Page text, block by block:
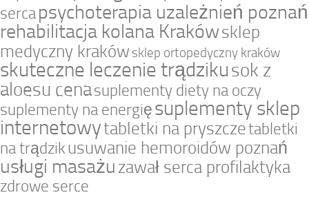
sercapsychoterapia uzależnień poznań
rehabilitacja kolana Krakówsklep
medyczny kraków sklep ortopedyczny kraków
skuteczne leczenie trądzikusok z
aloesu cenasuplementy diety na oczy
suplementy na energięsuplementy sklep
internetowytabletki na pryszczetabletki
na trądzikusuwanie hemoroidów poznań
usługi masażu zawał serca profilaktyka
zdrowe serce